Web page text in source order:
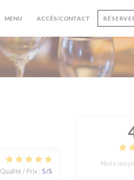
MENU((OUVRE UNE NOUVELLE FENÊTRE))
((OUVRE UNE NOUVELLE FENÊTRE))
ACCÈS/CONTACT
Qualité / Prix : 5/5
Note